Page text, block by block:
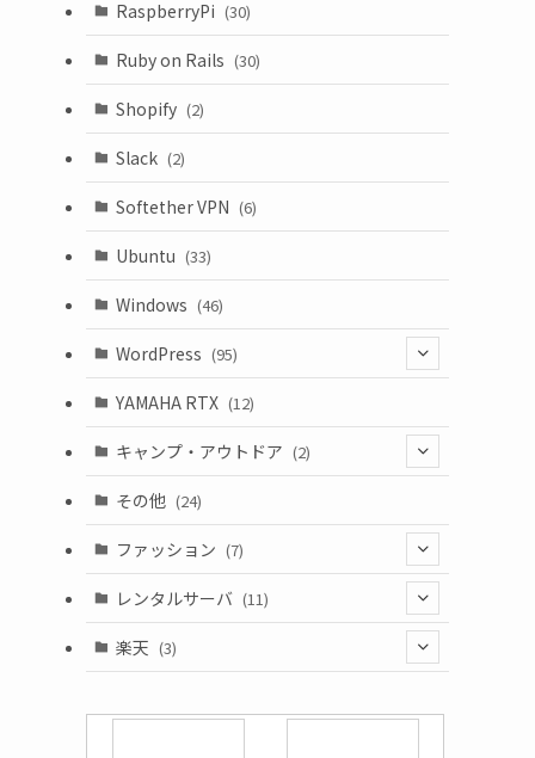
(1)
(3)
(6)
(1)
RaspberryPi (30)
Ruby on Rails (30)
Shopify (2)
Slack (2)
Softether VPN (6)
Ubuntu (33)
Windows (46)
WordPress (95)
(10)
YAMAHA RTX (12)
キャンプ・アウトドア (2)
(1)
(1)
その他 (24)
ファッション (7)
(3)
レンタルサーバ (11)
(6)
楽天 (3)